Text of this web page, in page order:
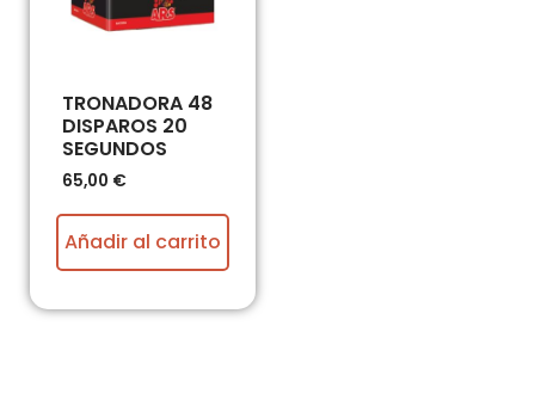
TRONADORA 48
DISPAROS 20
SEGUNDOS
65,00 €
Añadir al carrito